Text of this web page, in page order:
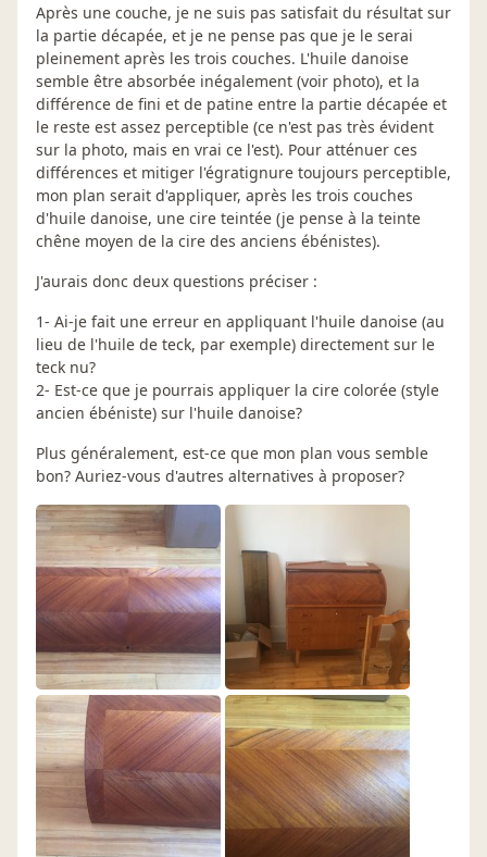
Après une couche, je ne suis pas satisfait du résultat sur
la partie décapée, et je ne pense pas que je le serai
pleinement après les trois couches. L'huile danoise
semble être absorbée inégalement (voir photo), et la
différence de fini et de patine entre la partie décapée et
le reste est assez perceptible (ce n'est pas très évident
sur la photo, mais en vrai ce l'est). Pour atténuer ces
différences et mitiger l'égratignure toujours perceptible,
mon plan serait d'appliquer, après les trois couches
d'huile danoise, une cire teintée (je pense à la teinte
chêne moyen de la cire des anciens ébénistes).
J'aurais donc deux questions préciser :
1- Ai-je fait une erreur en appliquant l'huile danoise (au
lieu de l'huile de teck, par exemple) directement sur le
teck nu?
2- Est-ce que je pourrais appliquer la cire colorée (style
ancien ébéniste) sur l'huile danoise?
Plus généralement, est-ce que mon plan vous semble
bon? Auriez-vous d'autres alternatives à proposer?